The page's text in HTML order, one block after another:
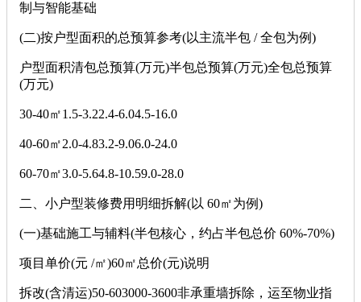
制与智能基础
(二)按户型面积的总预算参考(以主流半包 / 全包为例)
户型面积清包总预算(万元)半包总预算(万元)全包总预算
(万元)
30-40㎡1.5-3.22.4-6.04.5-16.0
40-60㎡2.0-4.83.2-9.06.0-24.0
60-70㎡3.0-5.64.8-10.59.0-28.0
二、小户型装修费用明细拆解(以 60㎡为例)
(一)基础施工与辅料(半包核心，约占半包总价 60%-70%)
项目单价(元 /㎡)60㎡总价(元)说明
拆改(含清运)50-603000-3600非承重墙拆除，运至物业指